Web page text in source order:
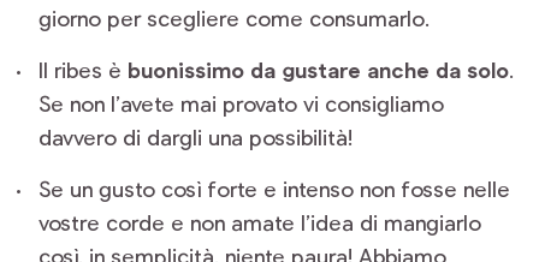
giorno per scegliere come consumarlo.
Il ribes è buonissimo da gustare anche da solo.
Se non l’avete mai provato vi consigliamo
davvero di dargli una possibilità!
Se un gusto così forte e intenso non fosse nelle
vostre corde e non amate l’idea di mangiarlo
così, in semplicità, niente paura! Abbiamo